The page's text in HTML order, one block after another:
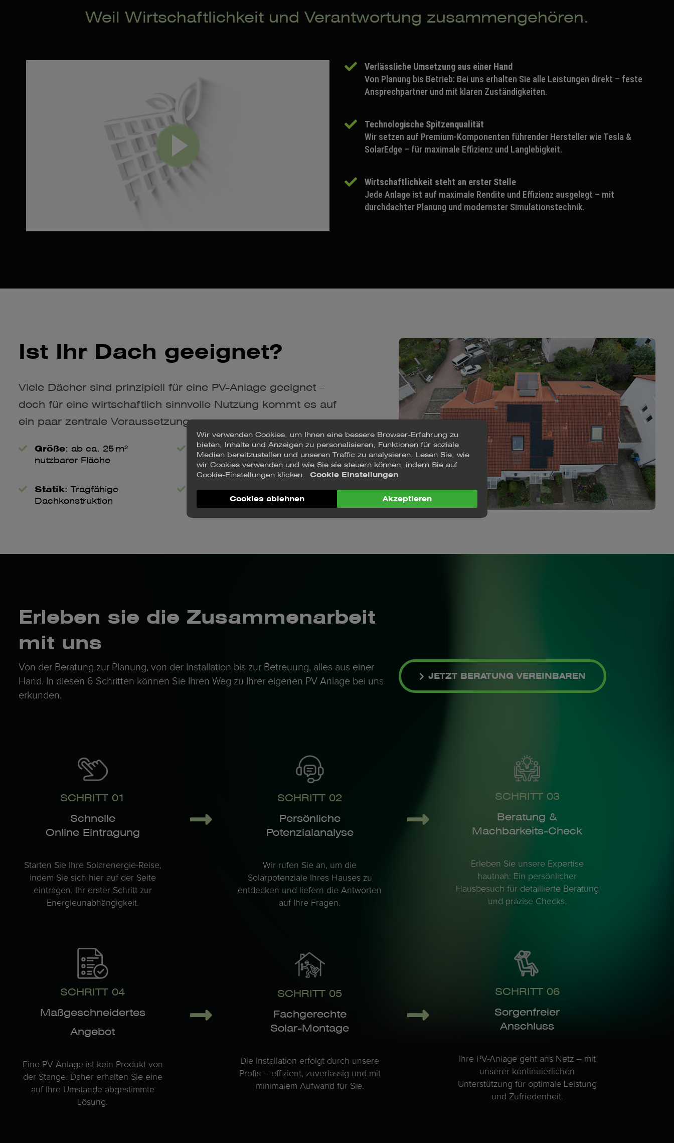
Weil Wirtschaftlichkeit und Verantwortung zusammengehören.
Verlässliche Umsetzung aus einer Hand
Von Planung bis Betrieb: Bei uns erhalten Sie alle Leistungen direkt – feste
Ansprechpartner und mit klaren Zuständigkeiten.
Technologische Spitzenqualität
Wir setzen auf Premium-Komponenten führender Hersteller wie Tesla &
SolarEdge – für maximale Effizienz und Langlebigkeit.
Wirtschaftlichkeit steht an erster Stelle
Jede Anlage ist auf maximale Rendite und Effizienz ausgelegt – mit
durchdachter Planung und modernster Simulationstechnik.
Ist Ihr Dach geeignet?
Viele Dächer sind prinzipiell für eine PV-Anlage geeignet –
doch für eine wirtschaftlich sinnvolle Nutzung kommt es auf
ein paar zentrale Voraussetzungen an:
Größe: ab ca. 25 m²
nutzbarer Fläche
Statik: Tragfähige
Dachkonstruktion
Lage: Gute Ausrichtung mit möglichst
geringer Verschattung
Verfügbarkeit: Nutzung für mindestens
20 Jahre (idealerweise auf Eigentum)
Erleben sie die Zusammenarbeit
mit uns
Von der Beratung zur Planung, von der Installation bis zur Betreuung, alles aus einer
Hand. In diesen 6 Schritten können Sie Ihren Weg zu Ihrer eigenen PV Anlage bei uns
erkunden.
JETZT BERATUNG VEREINBAREN
SCHRITT 01
Schnelle
Online Eintragung
Starten Sie Ihre Solarenergie-Reise,
indem Sie sich hier auf der Seite
eintragen. Ihr erster Schritt zur
Energieunabhängigkeit.
SCHRITT 02
Persönliche
Potenzialanalyse
Wir rufen Sie an, um die
Solarpotenziale Ihres Hauses zu
entdecken und liefern die Antworten
auf Ihre Fragen.
SCHRITT 03
Beratung &
Machbarkeits-Check
Erleben Sie unsere Expertise
hautnah: Ein persönlicher
Hausbesuch für detaillierte Beratung
und präzise Checks.
SCHRITT 04
Maßgeschneidertes
Angebot
Eine PV Anlage ist kein Produkt von
der Stange. Daher erhalten Sie eine
auf Ihre Umstände abgestimmte
Lösung.
SCHRITT 05
Fachgerechte
Solar-Montage
Die Installation erfolgt durch unsere
Profis – effizient, zuverlässig und mit
minimalem Aufwand für Sie.
SCHRITT 06
Sorgenfreier
Anschluss
Ihre PV-Anlage geht ans Netz – mit
unserer kontinuierlichen
Unterstützung für optimale Leistung
und Zufriedenheit.
Wir verwenden Cookies, um Ihnen eine bessere Browser-Erfahrung zu
bieten, Inhalte und Anzeigen zu personalisieren, Funktionen für soziale
Medien bereitzustellen und unseren Traffic zu analysieren. Lesen Sie, wie
wir Cookies verwenden und wie Sie sie steuern können, indem Sie auf
Cookie-Einstellungen klicken.
Cookie Einstellungen
Cookies ablehnen Akzeptieren